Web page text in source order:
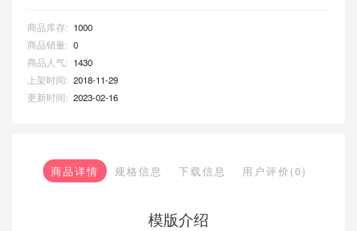
商品库存: 1000
商品销量: 0
商品人气: 1430
上架时间: 2018-11-29
更新时间: 2023-02-16
商品详情 规格信息 下载信息 用户评价(0)
模版介绍